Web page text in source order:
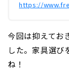
https://
今回は抑えてお
した。家具選び
ね！